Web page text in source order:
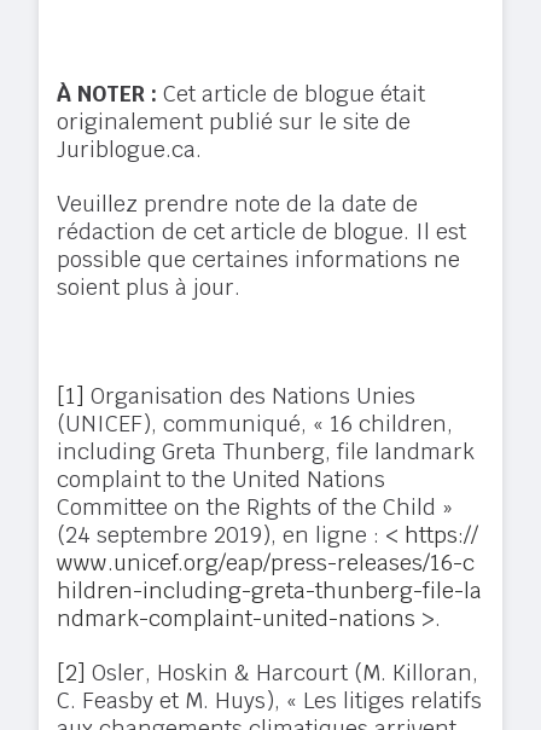
À NOTER : Cet article de blogue était
originalement publié sur le site de
Juriblogue.ca.
Veuillez prendre note de la date de
rédaction de cet article de blogue. Il est
possible que certaines informations ne
soient plus à jour.
[1] Organisation des Nations Unies
(UNICEF), communiqué, « 16 children,
including Greta Thunberg, file landmark
complaint to the United Nations
Committee on the Rights of the Child »
(24 septembre 2019), en ligne : < https://
www.unicef.org/eap/press-releases/16-c
hildren-including-greta-thunberg-file-la
ndmark-complaint-united-nations >.
[2] Osler, Hoskin & Harcourt (M. Killoran,
C. Feasby et M. Huys), « Les litiges relatifs